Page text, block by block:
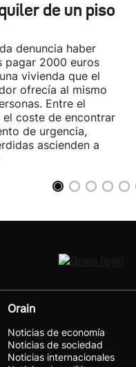
de un piso
denuncia haber
pagar 2000 euros
vivienda que el
ofrecía al mismo
Entre el
coste de encontrar
de urgencia,
ascienden a
Orain
Noticias de economía
Noticias de sociedad
Noticias internacionales